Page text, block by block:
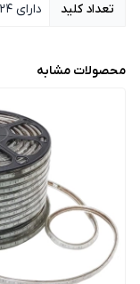
تعداد کلید
دارای 24 کلید
محصولات مشابه